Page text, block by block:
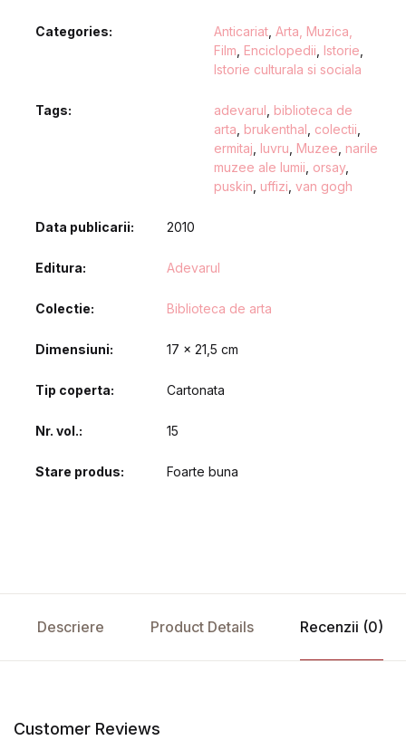
Categories: Anticariat Arta, Muzica,
Film Enciclopedii Istorie
Istorie culturala si sociala
Tags: adevarul biblioteca de
arta brukenthal colectii
ermitaj luvru Muzee narile
muzee ale lumii orsay,
puskin uffizi van gogh
Data publicarii 2010
Editura Adevarul
Colectie Biblioteca de arta
Dimensiuni 17 x 21,5 cm
Tip coperta Cartonata
Nr. vol. 15
Stare produs Foarte buna
Descriere Product Details Recenzii (0)
Customer Reviews